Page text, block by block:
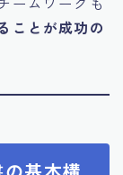
ことが成功の